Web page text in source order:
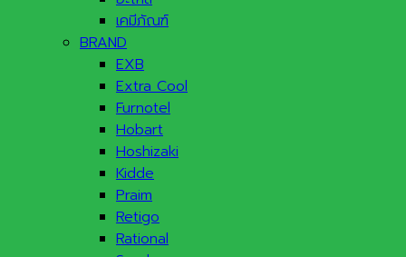
เคมีภัณฑ์
BRAND
EXB
Extra Cool
Furnotel
Hobart
Hoshizaki
Kidde
Praim
Retigo
Rational